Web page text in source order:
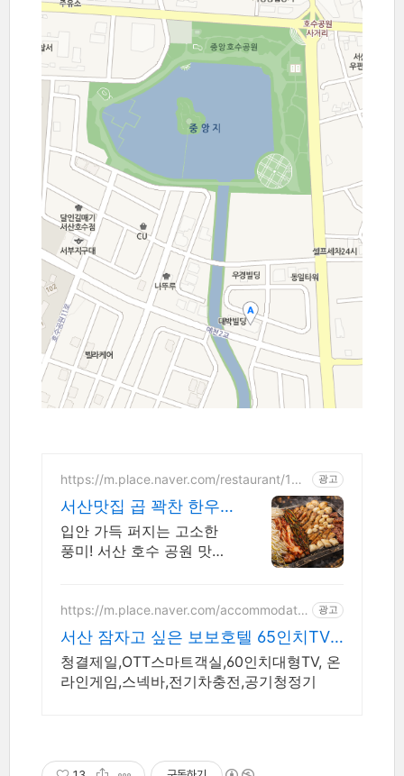
https://m.place.naver.com/restaurant/150
광고
서산맛집 곱 꽉찬 한우
곱창! 서산대표 한우곱
창맛집
입안 가득 퍼지는 고소한
풍미! 서산 호수 공원 맛집,
먹으면 단골되는 그 집! 서
산대표 곱창집
https://m.place.naver.com/accommodatio
광고
서산 잠자고 싶은 보보호텔 65인치TV,
OTT,스타일러
청결제일,OTT스마트객실,60인치대형TV, 온
라인게임,스넥바,전기차충전,공기청정기